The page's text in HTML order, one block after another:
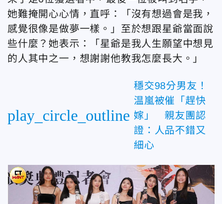
她難掩開心心情，直呼：「沒有想過會是我，
感覺很像是做夢一樣。」至於想跟星爺當面說
些什麼？她表示：「星爺是我人生願望中想見
的人其中之一，想謝謝他教我怎麼長大。」
play_circle_outline
穩交98分男友！
温嵐被催「趕快
嫁」 親友團認
證：人品不錯又
細心